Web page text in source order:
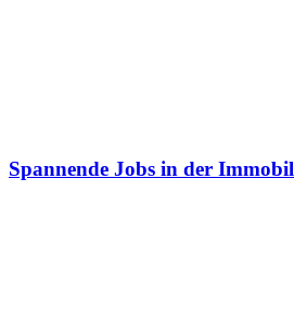
Spannende Jobs in der